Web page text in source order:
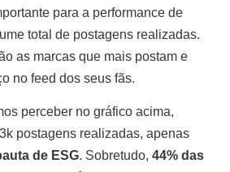
para a performance de
total de postagens realizadas.
as marcas que mais postam e
no feed dos seus fãs.
perceber no gráfico acima,
postagens realizadas, apenas
de ESG. Sobretudo, 44% das